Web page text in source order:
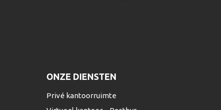
ONZE DIENSTEN
Privé kantoorruimte